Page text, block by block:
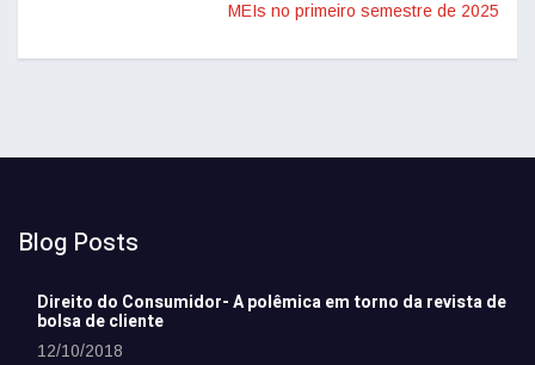
MEIs no primeiro semestre de 2025
Blog Posts
Direito do Consumidor- A polêmica em torno da revista de
bolsa de cliente
12/10/2018